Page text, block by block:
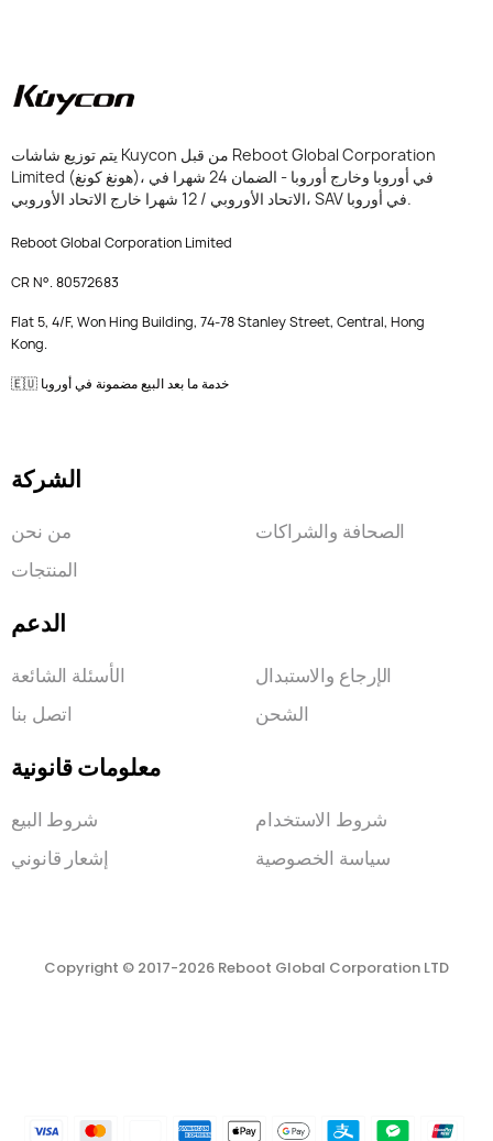
يتم توزيع شاشات Kuycon من قبل Reboot Global Corporation
Limited (هونغ كونغ)، في أوروبا وخارج أوروبا - الضمان 24 شهرا في
الاتحاد الأوروبي / 12 شهرا خارج الاتحاد الأوروبي، SAV في أوروبا.
Reboot Global Corporation Limited
CR N°. 80572683
Flat 5, 4/F, Won Hing Building, 74-78 Stanley Street, Central, Hong
Kong.
🇪🇺 خدمة ما بعد البيع مضمونة في أوروبا
الشركة
من نحن
المنتجات
الصحافة والشراكات
الدعم
الأسئلة الشائعة
اتصل بنا
الإرجاع والاستبدال
الشحن
معلومات قانونية
شروط البيع
إشعار قانوني
شروط الاستخدام
سياسة الخصوصية
Copyright © 2017-2026 Reboot Global Corporation LTD